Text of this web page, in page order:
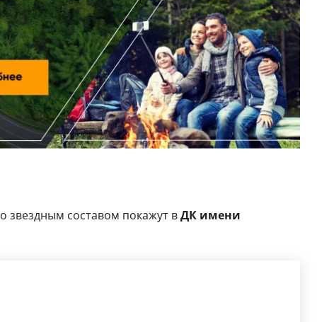
звездным составом покажут вДК имени